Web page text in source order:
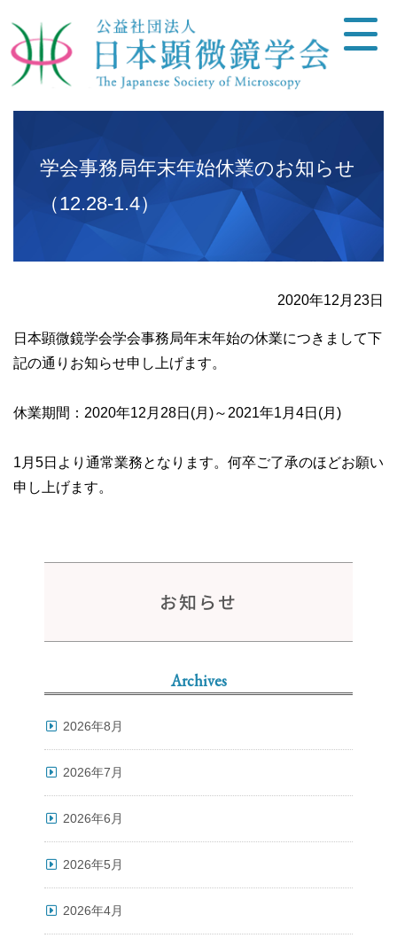
学会事務局年末年始休業のお知らせ
（12.28-1.4）
2020年12月23日
日本顕微鏡学会学会事務局年末年始の休業につきまして下
記の通りお知らせ申し上げます。
休業期間：2020年12月28日(月)～2021年1月4日(月)
1月5日より通常業務となります。何卒ご了承のほどお願い
申し上げます。
お知らせ
Archives
2026年8月
2026年7月
2026年6月
2026年5月
2026年4月